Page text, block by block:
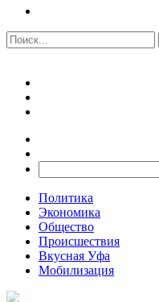
Политика
Экономика
Общество
Происшествия
Вкусная Уфа
Мобилизация